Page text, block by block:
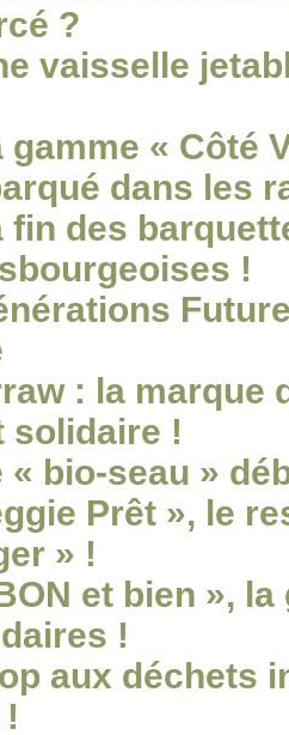
?
vaisselle
gamme « Côté
dans les
fin des
!
: la marque
solidaire !
« bio-seau »
Prêt », le
» !
et bien »,
!
aux déchets